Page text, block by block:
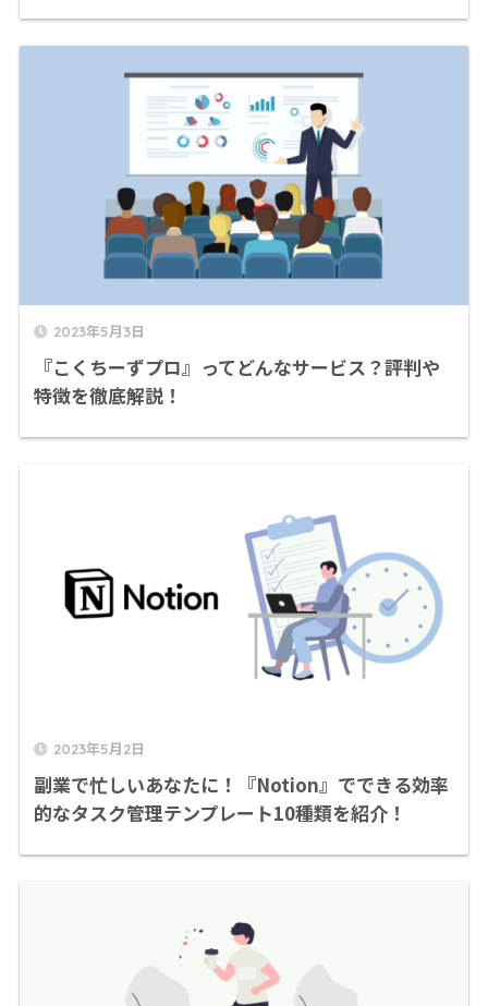
2023年5月3日
『こくちーずプロ』ってどんなサービス？評判や
特徴を徹底解説！
2023年5月2日
副業で忙しいあなたに！『Notion』でできる効率
的なタスク管理テンプレート10種類を紹介！